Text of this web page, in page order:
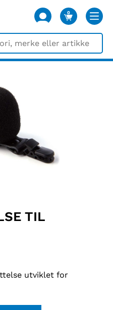
0
VARER
TIL
utviklet for